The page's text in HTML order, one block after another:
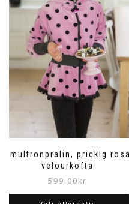
Smultronpralin, prickig rosa
velourkofta
599.00kr